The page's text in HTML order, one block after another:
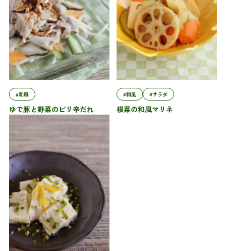
#和風
ゆで豚と野菜のピリ辛だれ
#和風 #サラダ
根菜の和風マリネ